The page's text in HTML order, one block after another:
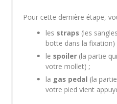
Pour cette dernière étape,
les straps (les
botte dans la fixation)
le spoiler (la partie
votre mollet) ;
la gas pedal (la
votre pied vient